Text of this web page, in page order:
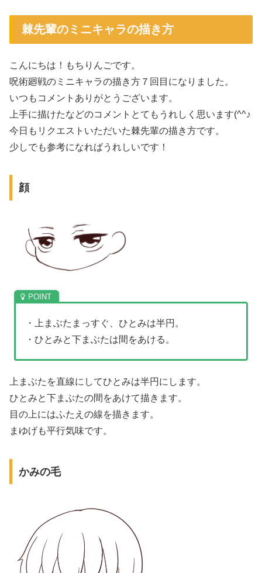
棘先輩のミニキャラの描き方
こんにちは！もちりんごです。
呪術廻戦のミニキャラの描き方７回目になりました。
いつもコメントありがとうございます。
上手に描けたなどのコメントとてもうれしく思います(^^♪
今日もリクエストいただいた棘先輩の描き方です。
少しでも参考になればうれしいです！
顔
・上まぶたまっすぐ、ひとみは半円。
・ひとみと下まぶたは間をあける。
上まぶたを直線にしてひとみは半円にします。
ひとみと下まぶたの間をあけて描きます。
目の上にはふたえの線を描きます。
まゆげも平行気味です。
かみの毛